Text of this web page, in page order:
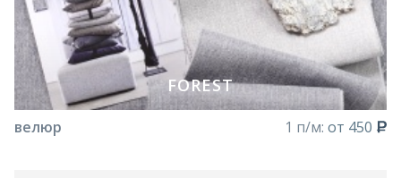
FOREST
велюр 1 п/м: от 450